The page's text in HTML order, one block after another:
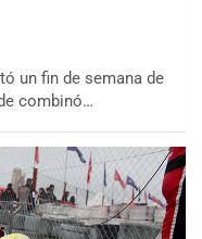
un fin de semana de
combinó…